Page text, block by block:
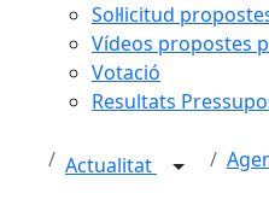
Sol·licitud
Vídeos propostes
Votació
Resultats
Actualitat